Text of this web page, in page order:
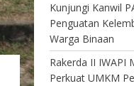
Kunjungi Kanwil
Penguatan
Warga Binaan
Rakerda II IWAPI
Perkuat UMKM